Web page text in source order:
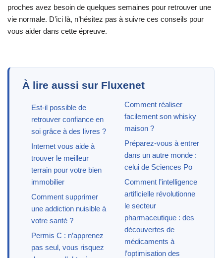
proches avez besoin de quelques semaines pour retrouver une
vie normale. D’ici là, n’hésitez pas à suivre ces conseils pour
vous aider dans cette épreuve.
À lire aussi sur Fluxenet
Est-il possible de
retrouver confiance en
soi grâce à des livres ?
Internet vous aide à
trouver le meilleur
terrain pour votre bien
immobilier
Comment supprimer
une addiction nuisible à
votre santé ?
Permis C : n’apprenez
pas seul, vous risquez
Comment réaliser
facilement son whisky
maison ?
Préparez-vous à entrer
dans un autre monde :
celui de Sciences Po
Comment l’intelligence
artificielle révolutionne
le secteur
pharmaceutique : des
découvertes de
médicaments à
l’optimisation des